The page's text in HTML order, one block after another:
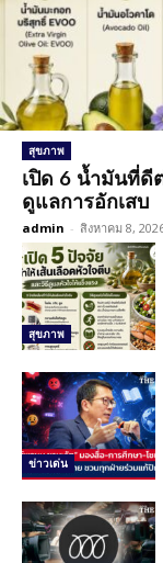
สุขภาพ
เปิด 6 น้ำมันที่ดี
ดูแลการอักเสบ
admin - สิงหาคม 8,
สุขภาพ
ข่าวเด่น